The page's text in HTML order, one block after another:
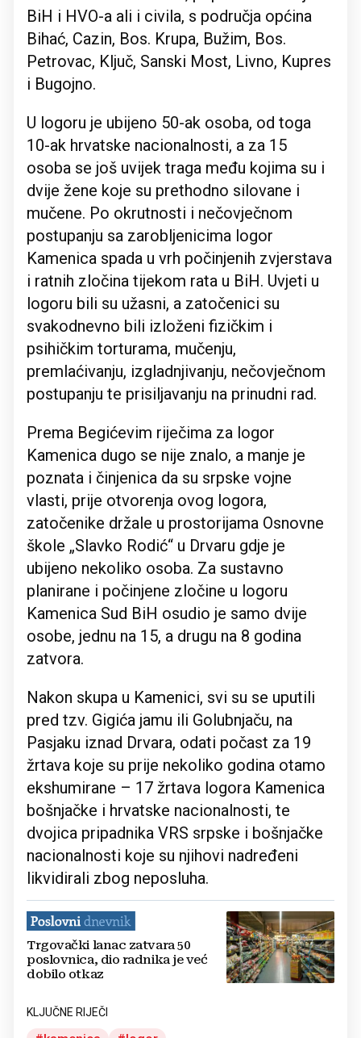
BiH i HVO-a ali i civila, s područja općina
Bihać, Cazin, Bos. Krupa, Bužim, Bos.
Petrovac, Ključ, Sanski Most, Livno, Kupres
i Bugojno.
U logoru je ubijeno 50-ak osoba, od toga
10-ak hrvatske nacionalnosti, a za 15
osoba se još uvijek traga među kojima su i
dvije žene koje su prethodno silovane i
mučene. Po okrutnosti i nečovječnom
postupanju sa zarobljenicima logor
Kamenica spada u vrh počinjenih zvjerstava
i ratnih zločina tijekom rata u BiH. Uvjeti u
logoru bili su užasni, a zatočenici su
svakodnevno bili izloženi fizičkim i
psihičkim torturama, mučenju,
premlaćivanju, izgladnjivanju, nečovječnom
postupanju te prisiljavanju na prinudni rad.
Prema Begićevim riječima za logor
Kamenica dugo se nije znalo, a manje je
poznata i činjenica da su srpske vojne
vlasti, prije otvorenja ovog logora,
zatočenike držale u prostorijama Osnovne
škole „Slavko Rodić“ u Drvaru gdje je
ubijeno nekoliko osoba. Za sustavno
planirane i počinjene zločine u logoru
Kamenica Sud BiH osudio je samo dvije
osobe, jednu na 15, a drugu na 8 godina
zatvora.
Nakon skupa u Kamenici, svi su se uputili
pred tzv. Gigića jamu ili Golubnjaču, na
Pasjaku iznad Drvara, odati počast za 19
žrtava koje su prije nekoliko godina otamo
ekshumirane – 17 žrtava logora Kamenica
bošnjačke i hrvatske nacionalnosti, te
dvojica pripadnika VRS srpske i bošnjačke
nacionalnosti koje su njihovi nadređeni
likvidirali zbog neposluha.
Trgovački lanac zatvara 50
poslovnica, dio radnika je već
dobilo otkaz
KLJUČNE RIJEČI